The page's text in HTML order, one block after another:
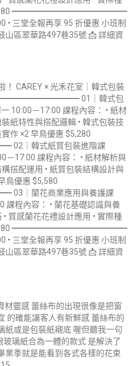
CAREY × 光禾花室｜韓式包裝
01｜韓式包
10:00－17:00 課程內容： • 紙材
紙特性與搭配邏輯 • 韓式包裝技
作 ×2 早鳥優惠 $5,280
韓式紙質包裝進階課
17:00 課程內容： • 紙材解析與
搭配運用 • 紙質包裝結構設計與
鳥優惠 $5,580
蘭花商業應用與養護課
課程內容： • 蘭花基礎認識與養
質感蘭花花禮設計應用 • 實際種
$6,580 ━━━━━━━━━━━━━━
• 三堂全報再享 95 折優惠 小班制
山區翠華路497巷35號 📩 詳細資